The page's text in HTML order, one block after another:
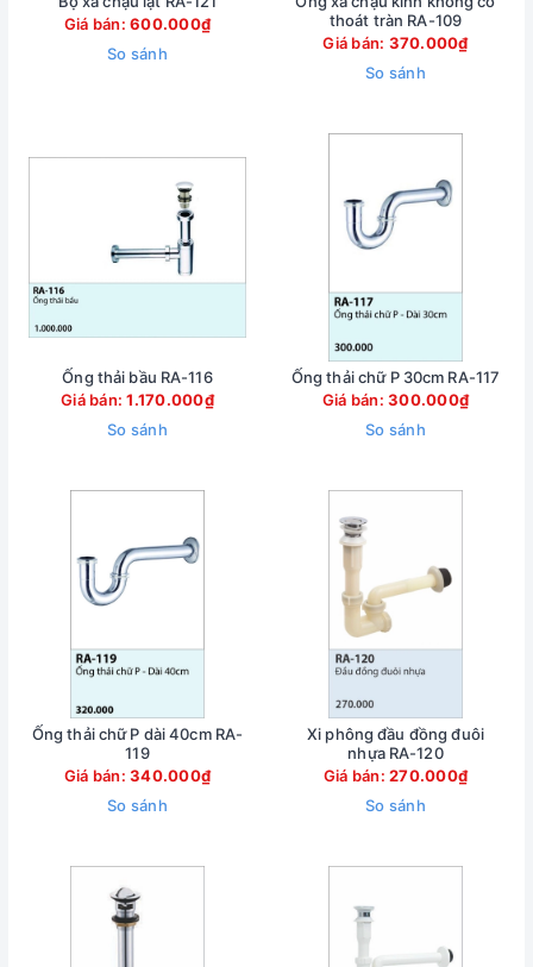
Giá bán:600.000₫
So sánh
thoát tràn RA-109
Giá bán: 370.000₫
So sánh
Ống thải bầu RA-116
Giá bán:1.170.000₫
So sánh
Ống thải chữ P 30cm RA-117
Giá bán:300.000₫
So sánh
Ống thải chữ P dài 40cm RA-
119
Giá bán:340.000₫
So sánh
Xi phông đầu đồng đuôi
nhựa RA-120
Giá bán:270.000₫
So sánh